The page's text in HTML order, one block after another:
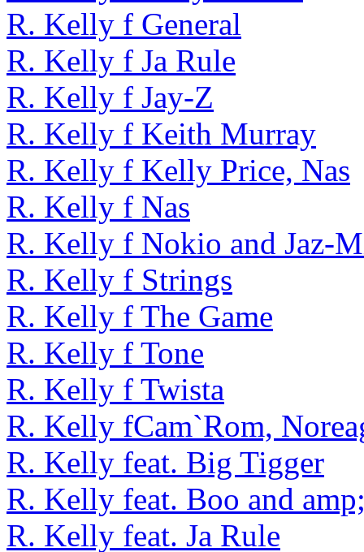
R. Kelly f General
R. Kelly f Ja Rule
R. Kelly f Jay-Z
R. Kelly f Keith Murray
R. Kelly f Kelly Price, Nas
R. Kelly f Nas
R. Kelly f Nokio and Jaz-
R. Kelly f Strings
R. Kelly f The Game
R. Kelly f Tone
R. Kelly f Twista
R. Kelly fCam`Rom,
R. Kelly feat. Big Tigger
R. Kelly feat. Boo and
R. Kelly feat. Ja Rule